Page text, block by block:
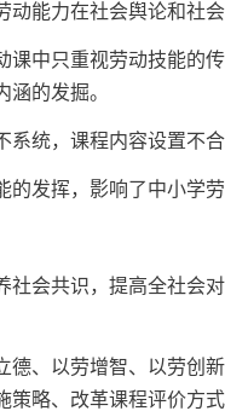
能力在社会舆论和社会
只重视劳动技能的传
的发掘。
，课程内容设置不合
挥，影响了中小学劳
会共识，提高全社会
、以劳增智、以劳创
略、改革课程评价方